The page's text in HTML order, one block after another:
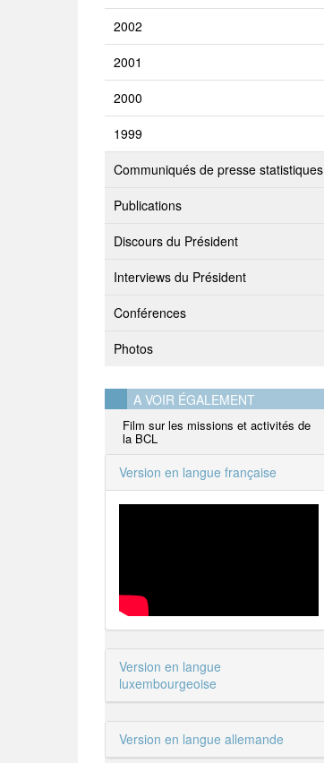
2002
2001
2000
1999
Communiqués de presse statistiques
Publications
Discours du Président
Interviews du Président
Conférences
Photos
A VOIR ÉGALEMENT
Film sur les missions et activités de
la BCL
Version en langue française
Version en langue
luxembourgeoise
Version en langue allemande